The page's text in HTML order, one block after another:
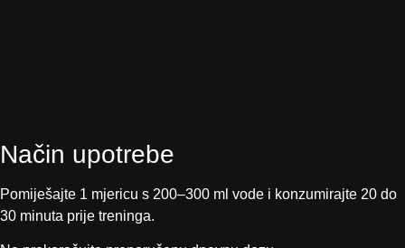
Način upotrebe
Pomiješajte 1 mjericu s 200–300 ml vode i konzumirajte 20 do
30 minuta prije treninga.